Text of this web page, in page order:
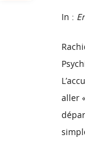
In :
aller